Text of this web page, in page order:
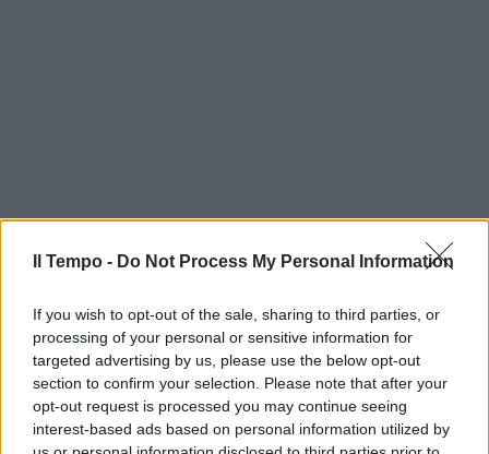
Il Tempo - Do Not Process My Personal Information
If you wish to opt-out of the sale, sharing to third parties, or
processing of your personal or sensitive information for
targeted advertising by us, please use the below opt-out
section to confirm your selection. Please note that after your
opt-out request is processed you may continue seeing
interest-based ads based on personal information utilized by